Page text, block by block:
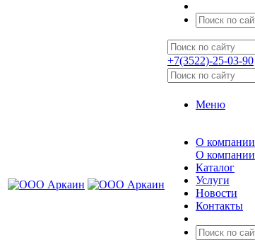
+7(3522)-25-03-90
Меню
О компании
О компании
Каталог
Услуги
Новости
Контакты